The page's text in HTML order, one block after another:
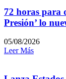
72 horas para
Presión’ lo
05/08/2026
Leer Más